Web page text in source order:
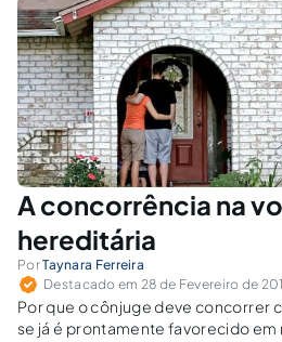
A concorrência na
hereditária
PorTaynara Ferreira
Destacado em 28 de Fevereiro de
Por que o cônjuge deve concorrer
se já é prontamente favorecido em